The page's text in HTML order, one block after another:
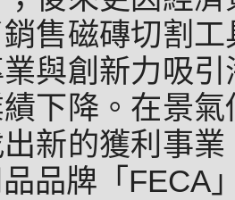
售磁磚切割
與創新力吸
下降。在景
新的獲利事
品牌「FECA